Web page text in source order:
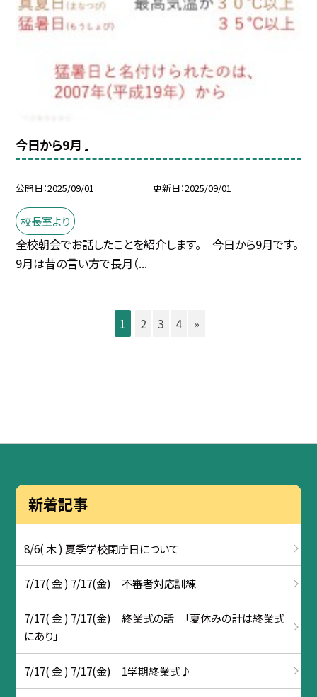
今日から9月♩
公開日 2025/09/01 更新日 2025/09/01
校長室より
全校朝会でお話したことを紹介します。 今日から9月です。
9月は昔の言い方で長月（...
1 2 3 4 »
新着記事
8/6( 木 ) 夏季学校閉庁日について
7/17( 金 ) 7/17(金) 不審者対応訓練
7/17( 金 ) 7/17(金) 終業式の話 「夏休みの計は終業式
にあり」
7/17( 金 ) 7/17(金) 1学期終業式♪